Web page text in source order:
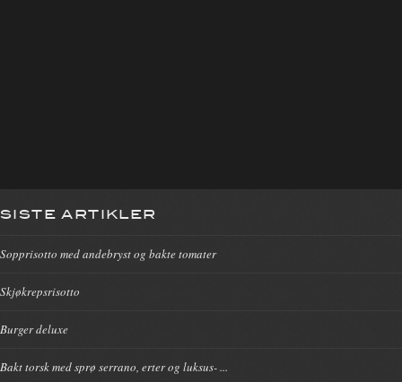
SISTE ARTIKLER
Sopprisotto med andebryst og bakte tomater
Skjøkrepsrisotto
Burger deluxe
Bakt torsk med sprø serrano, erter og luksus- ...